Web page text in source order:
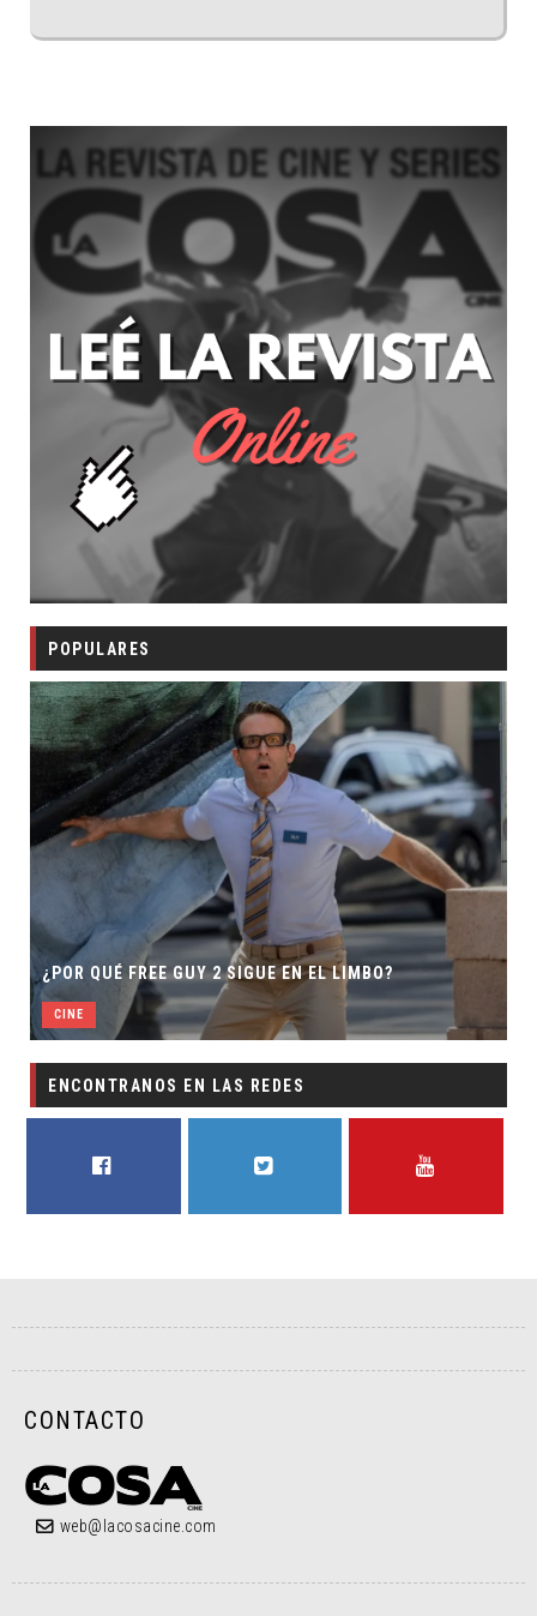
POPULARES
¿POR QUÉ FREE GUY 2 SIGUE EN EL LIMBO?
CINE
ENCONTRANOS EN LAS REDES
CONTACTO
web@lacosacine.com